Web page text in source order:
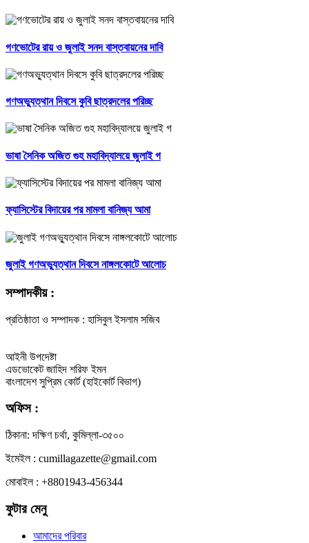
গণভোটের রায় ও জুলাই সনদ বাস্তবায়নের দাবি
গণঅভ্যুত্থান দিবসে কুবি ছাত্রদলের পরিচ্ছ
ভাষা সৈনিক অজিত গুহ মহাবিদ্যালয়ে জুলাই গ
ফ্যাসিস্টের বিদায়ের পর মামলা বানিজ্য আমা
জুলাই গণঅভ্যুত্থান দিবসে নাঙ্গলকোটে আলোচ
সম্পাদকীয় :
প্রতিষ্ঠাতা ও সম্পাদক : হাসিবুল ইসলাম সজিব
আইনী উপদেষ্টা
এডভোকেট জাহিদ শরিফ ইমন
বাংলাদেশ সুপ্রিম কোর্ট (হাইকোর্ট বিভাগ)
অফিস :
ঠিকানা: দক্ষিণ চর্থা, কুমিল্লা-৩৫০০
ইমেইল : cumillagazette@gmail.com
মোবাইল : +8801943-456344
ফুটার মেনু
আমাদের পরিবার